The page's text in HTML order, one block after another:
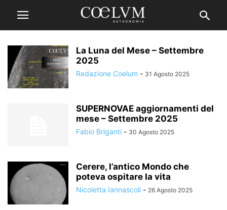
La Luna del Mese – Settembre
2025
Redazione Coelum - 31 Agosto 2025
SUPERNOVAE aggiornamenti del
mese – Settembre 2025
Fabio Briganti - 30 Agosto 2025
Cerere, l’antico Mondo che
poteva ospitare la vita
Nicoletta Iannascoli - 26 Agosto 2025